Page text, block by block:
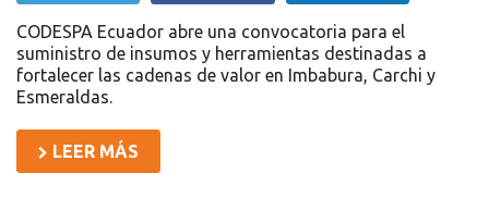
CODESPA Ecuador abre una convocatoria para el
suministro de insumos y herramientas destinadas a
fortalecer las cadenas de valor en Imbabura, Carchi y
Esmeraldas.
LEER MÁS